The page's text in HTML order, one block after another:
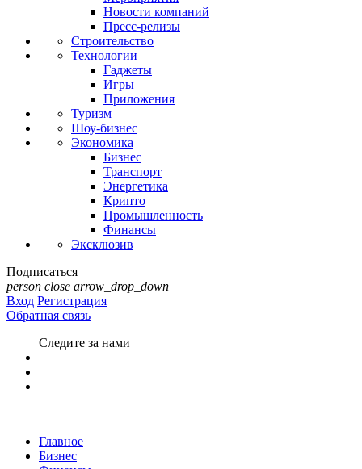
Новости компаний
Пресс-релизы
Строительство
Технологии
Гаджеты
Игры
Приложения
Туризм
Шоу-бизнес
Экономика
Бизнес
Транспорт
Энергетика
Крипто
Промышленность
Финансы
Эксклюзив
Подписаться
person close arrow_drop_down
Вход Регистрация
Обратная связь
Следите за нами
Главное
Бизнес